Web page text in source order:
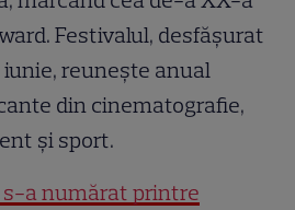
Festivalul, desfășurat
reunește anual
din cinematografie,
și sport.
s-a numărat printre